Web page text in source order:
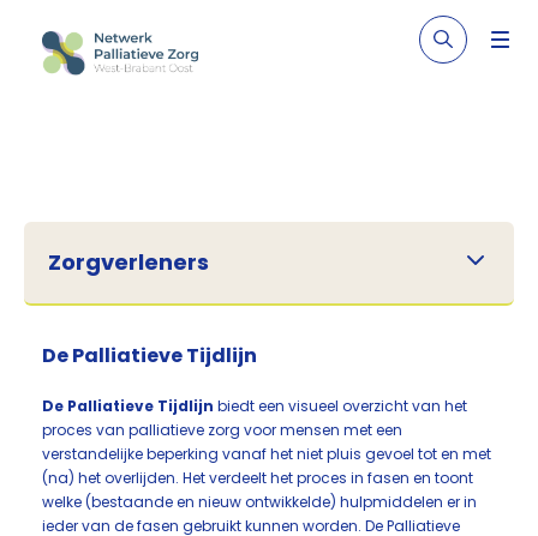
Zorgverleners
De Palliatieve Tijdlijn
De Palliatieve Tijdlijn biedt een visueel overzicht van het
proces van palliatieve zorg voor mensen met een
verstandelijke beperking vanaf het niet pluis gevoel tot en met
(na) het overlijden. Het verdeelt het proces in fasen en toont
welke (bestaande en nieuw ontwikkelde) hulpmiddelen er in
ieder van de fasen gebruikt kunnen worden. De Palliatieve